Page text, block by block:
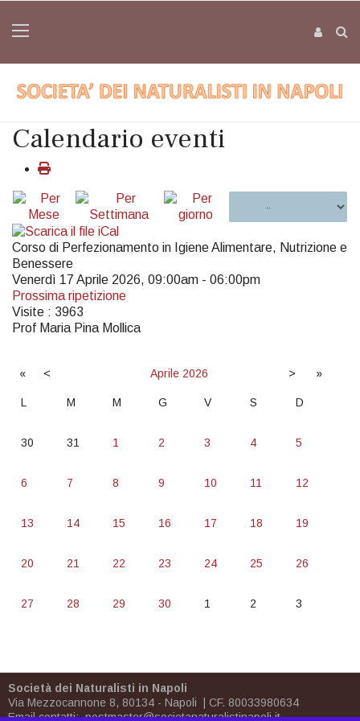
Calendario eventi
Corso di Perfezionamento in Igiene Alimentare, Nutrizione e
Benessere
Venerdì 17 Aprile 2026, 09:00am - 06:00pm
Prossima ripetizione
Visite : 3963
Prof Maria Pina Mollica
« < Aprile 2026 > »
L M M G V S D
30 31 1 2 3 4 5
6 7 8 9 10 11 12
13 14 15 16 17 18 19
20 21 22 23 24 25 26
27 28 29 30 1 2 3
Società dei Naturalisti in Napoli
Via Mezzocannone 8, 80134 - Napoli | CF. 80033980634
Email contatti:postmaster@societanaturalistinapoli.it